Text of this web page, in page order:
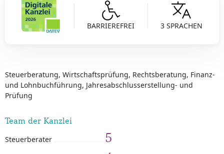
BARRIEREFREI 3 SPRACHEN
Steuerberatung, Wirtschaftsprüfung, Rechtsberatung, Finanz-
und Lohnbuchführung, Jahresabschlusserstellung- und
Prüfung
Team der Kanzlei
Steuerberater 5